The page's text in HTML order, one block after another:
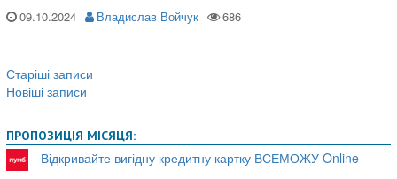
09.10.2024 Владислав Войчук
Навігація
записів
Старіші записи
Новіші записи
ПРОПОЗИЦІЯ МІСЯЦЯ:
Відкривайте вигідну кредитну картку ВСЕМОЖУ Online